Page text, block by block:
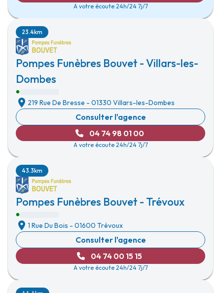
A votre écoute 24h/24 7j/7
Pompes Funèbres Bouvet - Villars-les-
Dombes
23.4km
219 Rue De Bresse - 01330 Villars-les-Dombes
Consulter l'agence
04 74 98 01 00
A votre écoute 24h/24 7j/7
Pompes Funèbres Bouvet - Trévoux
43.3km
1 Rue Du Bois - 01600 Trévoux
Consulter l'agence
04 74 00 15 15
A votre écoute 24h/24 7j/7